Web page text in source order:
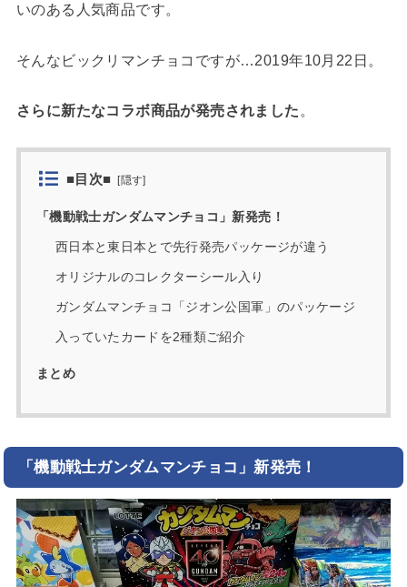
いのある人気商品です。
そんなビックリマンチョコですが…2019年10月22日。
さらに新たなコラボ商品が発売されました 。
■目次■ [隠す]
「機動戦士ガンダムマンチョコ」新発売！
西日本と東日本とで先行発売パッケージが違う
オリジナルのコレクターシール入り
ガンダムマンチョコ「ジオン公国軍」のパッケージ
入っていたカードを2種類ご紹介
まとめ
「機動戦士ガンダムマンチョコ」新発売！